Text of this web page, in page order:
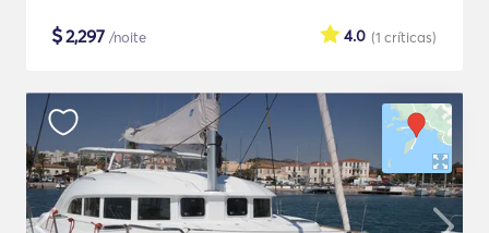
$2,297 /noite (1 críticas)
4.0